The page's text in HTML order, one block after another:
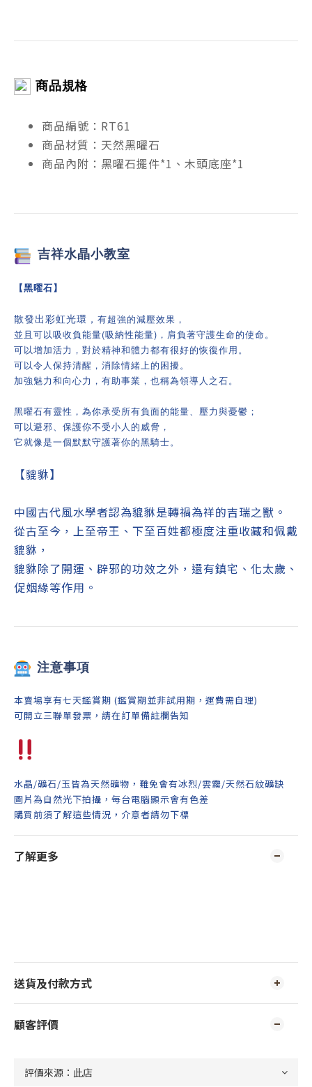
商品規格
商品編號：RT61
商品材質：天然黑曜石
商品內附：黑曜石擺件*1、木頭底座*1
吉祥水晶小教室
【黑曜石】
散發出彩虹光環， 有超強的減壓效果，
並且可以吸收負能量(吸納性能量)，肩負著守護生命的使命。
可以增加活力，對於精神和體力都有很好的恢復作用。
可以令人保持清醒，消除情緒上的困擾。
加強魅力和向心力，有助事業，也稱為領導人之石。
黑曜石有靈性，為你承受所有負面的能量、壓力與憂鬱；
可以避邪、保護你不受小人的威脅，
它就像是一個默默守護著你的黑騎士。
【貔貅】
中國古代風水學者認為貔貅是轉禍為祥的吉瑞之獸。
從古至今，上至帝王、下至百姓都極度注重收藏和佩戴
貔貅，
貔貅除了開運、辟邪的功效之外，還有鎮宅、化太歲、
促姻緣等作用。
注意事項
本賣場享有七天鑑賞期 (鑑賞期並非試用期，運費需自理)
可開立三聯單發票，請在訂單備註欄告知
水晶/礦石/玉皆為天然礦物，難免會有冰烈/雲霧/天然石紋礦缺
圖片為自然光下拍攝，每台電腦顯示會有色差
購買前須了解這些情況，介意者請勿下標
了解更多
送貨及付款方式
顧客評價